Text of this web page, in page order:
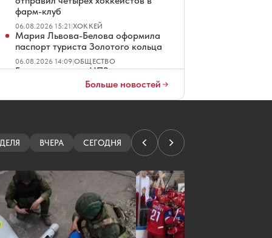
фарм-клуб
06.08.2026 15:21|ХОККЕЙ
Мария Львова-Белова оформила
паспорт туриста Золотого кольца
06.08.2026 14:09|ОБЩЕСТВО
Горел резервуар НПЗ, четверо
ранено: что еще известно об атаке
за взятку, положенную в стол
06.08.2026 13:13 КРИМИНАЛ
по центру
06.08.2026 12:47
Крестный отец из российского
поселка усыновил детей
нигерийского принца
06.08.2026 12:42|ОБЩЕСТВО
Больше новостей
ВЧЕРА СЕГОДНЯ